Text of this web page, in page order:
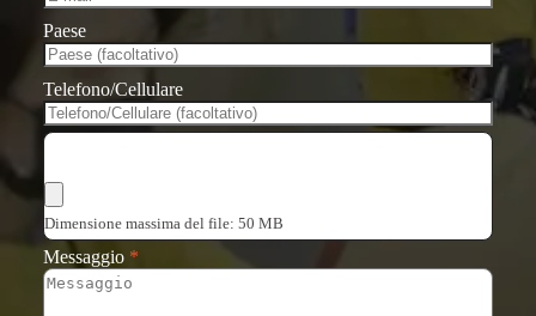
Paese
Telefono/Cellulare
Dimensione massima del file: 50 MB
Messaggio *